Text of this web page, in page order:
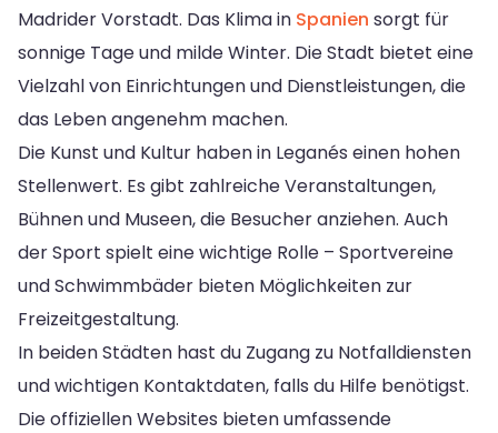
Madrider Vorstadt. Das Klima in Spanien sorgt für
sonnige Tage und milde Winter. Die Stadt bietet eine
Vielzahl von Einrichtungen und Dienstleistungen, die
das Leben angenehm machen.
Die Kunst und Kultur haben in Leganés einen hohen
Stellenwert. Es gibt zahlreiche Veranstaltungen,
Bühnen und Museen, die Besucher anziehen. Auch
der Sport spielt eine wichtige Rolle – Sportvereine
und Schwimmbäder bieten Möglichkeiten zur
Freizeitgestaltung.
In beiden Städten hast du Zugang zu Notfalldiensten
und wichtigen Kontaktdaten, falls du Hilfe benötigst.
Die offiziellen Websites bieten umfassende